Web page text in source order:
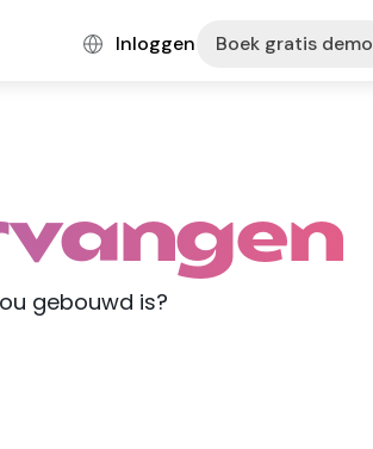
Inloggen Boek gratis demo
gebouwd is?